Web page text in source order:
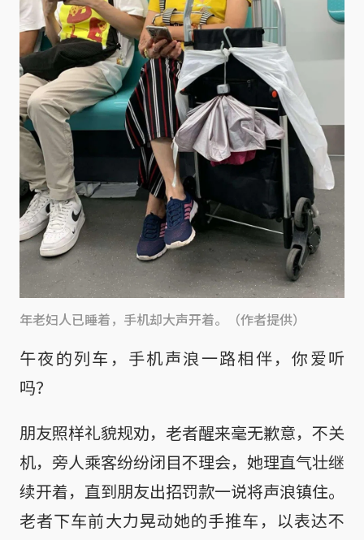
年老妇人已睡着，手机却大声开着。（作者提供）
午夜的列车，手机声浪一路相伴，你爱听
吗？
朋友照样礼貌规劝，老者醒来毫无歉意，不关
机，旁人乘客纷纷闭目不理会，她理直气壮继
续开着，直到朋友出招罚款一说将声浪镇住。
老者下车前大力晃动她的手推车，以表达不